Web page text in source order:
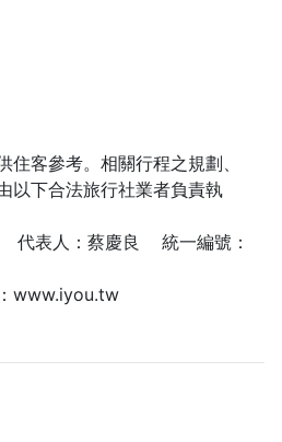
住客參考。相關行程之規劃、
以下合法旅行社業者負責執
代表人：蔡慶良 統一編號：
www.iyou.tw